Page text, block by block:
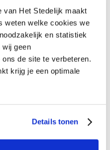
van Het Stedelijk maakt
weten welke cookies we
en statistiek
wij geen
de site te verbeteren.
krijg je een optimale
Details tonen
PLUS